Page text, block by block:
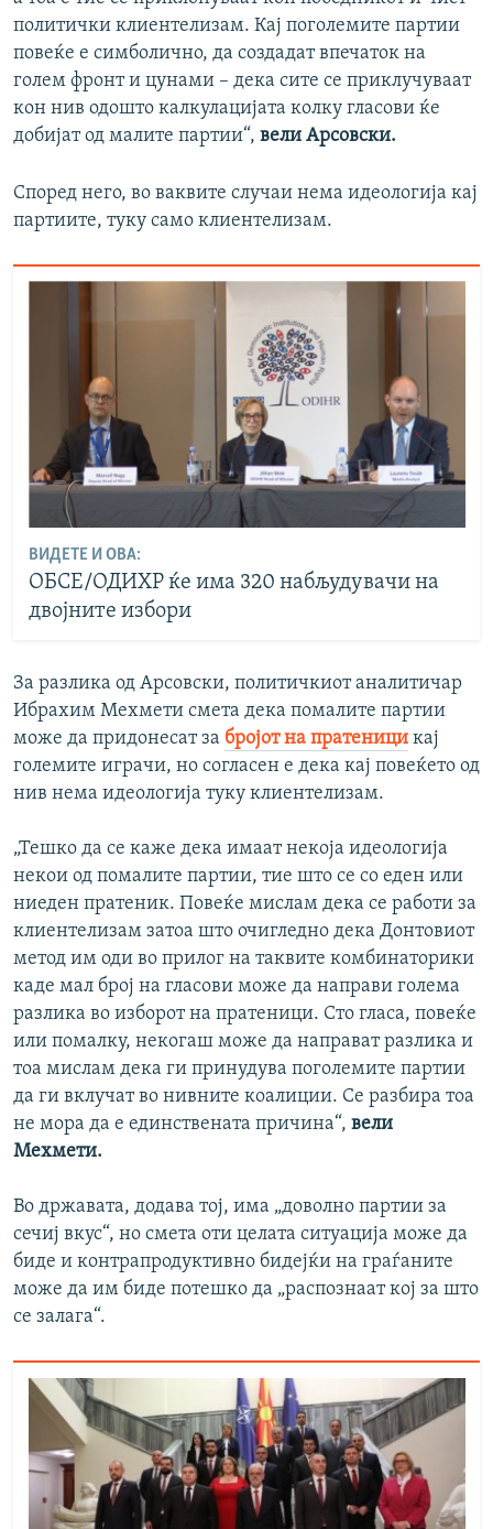
политички клиентелизам. Кај поголемите партии
повеќе е симболично, да создадат впечаток на
голем фронт и цунами – дека сите се приклучуваат
кон нив одошто калкулацијата колку гласови ќе
добијат од малите партии“, вели Арсовски.
Според него, во ваквите случаи нема идеологија кај
партиите, туку само клиентелизам.
ВИДЕТЕ И ОВА:
ОБСЕ/ОДИХР ќе има 320 набљудувачи на
двојните избори
За разлика од Арсовски, политичкиот аналитичар
Ибрахим Мехмети смета дека помалите партии
може да придонесат за бројот на пратеници кај
големите играчи, но согласен е дека кај повеќето од
нив нема идеологија туку клиентелизам.
„Тешко да се каже дека имаат некоја идеологија
некои од помалите партии, тие што се со еден или
ниеден пратеник. Повеќе мислам дека се работи за
клиентелизам затоа што очигледно дека Донтовиот
метод им оди во прилог на таквите комбинаторики
каде мал број на гласови може да направи голема
разлика во изборот на пратеници. Сто гласа, повеќе
или помалку, некогаш може да направат разлика и
тоа мислам дека ги принудува поголемите партии
да ги вклучат во нивните коалиции. Се разбира тоа
не мора да е единствената причина“, вели
Мехмети.
Во државата, додава тој, има „доволно партии за
сечиј вкус“, но смета оти целата ситуација може да
биде и контрапродуктивно бидејќи на граѓаните
може да им биде потешко да „распознаат кој за што
се залага“.